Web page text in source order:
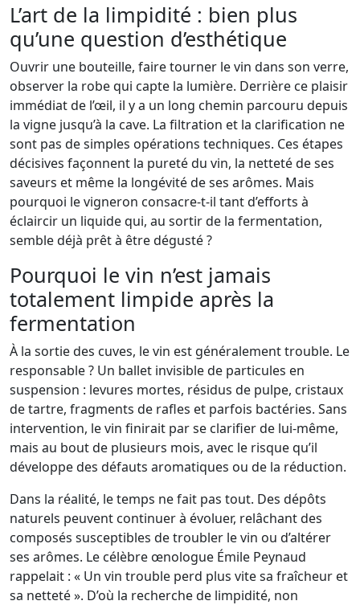
L’art de la limpidité : bien plus
qu’une question d’esthétique
Ouvrir une bouteille, faire tourner le vin dans son verre,
observer la robe qui capte la lumière. Derrière ce plaisir
immédiat de l’œil, il y a un long chemin parcouru depuis
la vigne jusqu’à la cave. La filtration et la clarification ne
sont pas de simples opérations techniques. Ces étapes
décisives façonnent la pureté du vin, la netteté de ses
saveurs et même la longévité de ses arômes. Mais
pourquoi le vigneron consacre-t-il tant d’efforts à
éclaircir un liquide qui, au sortir de la fermentation,
semble déjà prêt à être dégusté ?
Pourquoi le vin n’est jamais
totalement limpide après la
fermentation
À la sortie des cuves, le vin est généralement trouble. Le
responsable ? Un ballet invisible de particules en
suspension : levures mortes, résidus de pulpe, cristaux
de tartre, fragments de rafles et parfois bactéries. Sans
intervention, le vin finirait par se clarifier de lui-même,
mais au bout de plusieurs mois, avec le risque qu’il
développe des défauts aromatiques ou de la réduction.
Dans la réalité, le temps ne fait pas tout. Des dépôts
naturels peuvent continuer à évoluer, relâchant des
composés susceptibles de troubler le vin ou d’altérer
ses arômes. Le célèbre œnologue Émile Peynaud
rappelait : « Un vin trouble perd plus vite sa fraîcheur et
sa netteté ». D’où la recherche de limpidité, non